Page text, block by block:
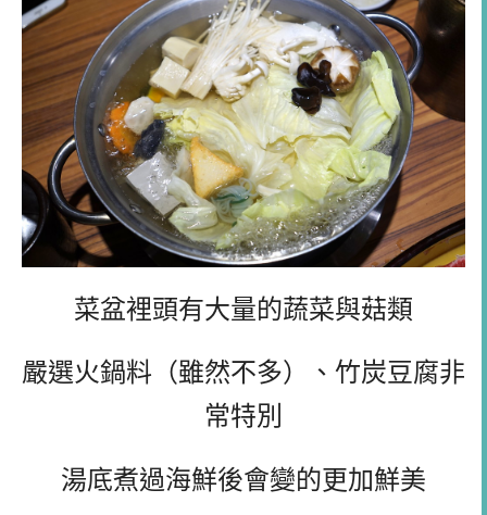
菜盆裡頭有大量的蔬菜與菇類
嚴選火鍋料（雖然不多）、竹炭豆腐非
常特別
湯底煮過海鮮後會變的更加鮮美